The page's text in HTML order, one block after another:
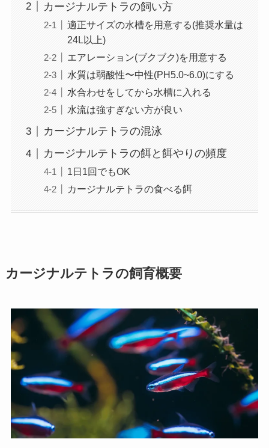
カージナルテトラの飼い方
適正サイズの水槽を用意する(推奨水量は
24L以上)
エアレーション(ブクブク)を用意する
水質は弱酸性〜中性(PH5.0~6.0)にする
水合わせをしてから水槽に入れる
水流は強すぎない方が良い
カージナルテトラの混泳
カージナルテトラの餌と餌やりの頻度
1日1回でもOK
カージナルテトラの食べる餌
カージナルテトラの飼育概要